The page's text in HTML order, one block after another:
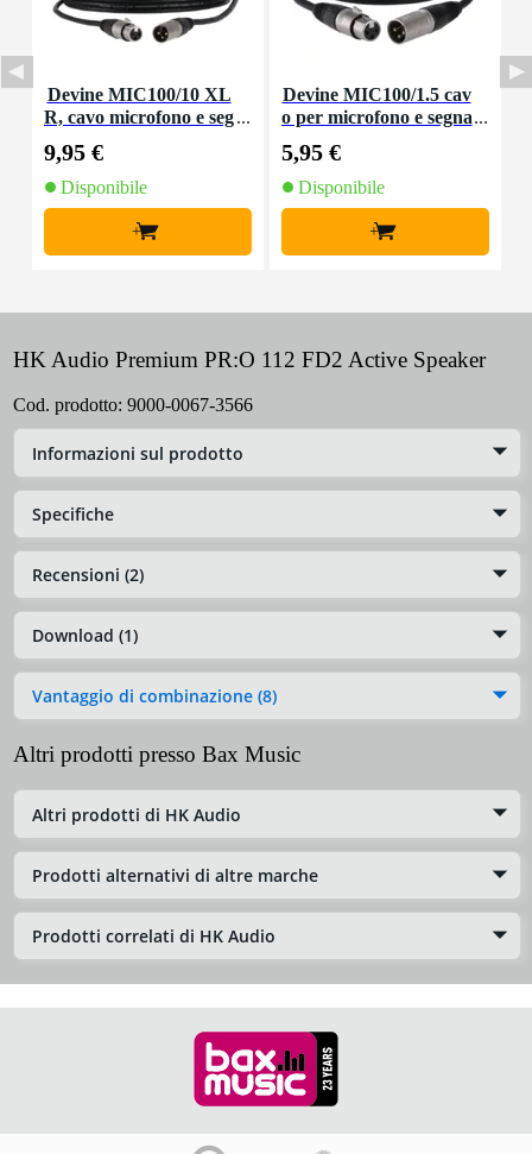
Devine MIC100/10 XL
R, cavo microfono e seg
9,95 €
Disponibile
+
Devine MIC100/1.5 cav
o per microfono e segna
5,95 €
Disponibile
+
HK Audio Premium PR:O 112 FD2 Active Speaker
Cod. prodotto: 9000-0067-3566
Informazioni sul prodotto
Specifiche
Recensioni (2)
Download (1)
Vantaggio di combinazione (8)
Altri prodotti presso Bax Music
Altri prodotti di HK Audio
Prodotti alternativi di altre marche
Prodotti correlati di HK Audio